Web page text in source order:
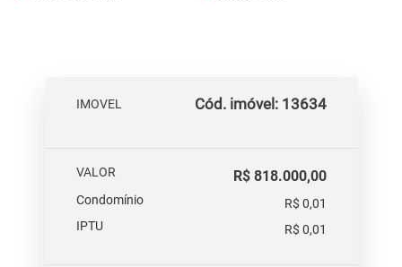
IMOVEL Cód. imóvel: 13634
VALOR R$ 818.000,00
Condomínio
R$ 0,01
IPTU
R$ 0,01